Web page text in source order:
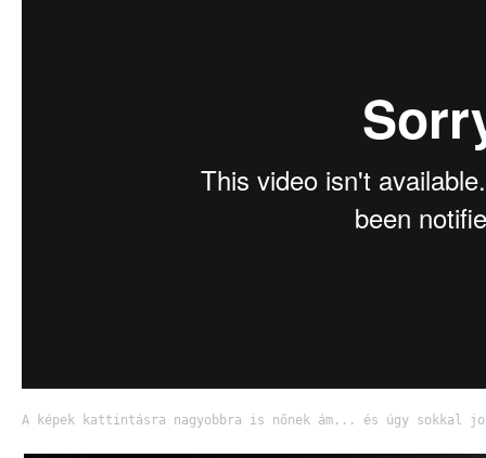
A képek kattintásra nagyobbra is nőnek ám... és úgy sokkal